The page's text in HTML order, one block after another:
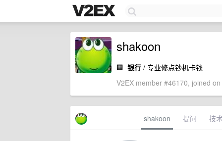
shakoon
🏢 银行 / 专业修点钞机卡钱
V2EX member #46170, joined
shakoon 提问 技